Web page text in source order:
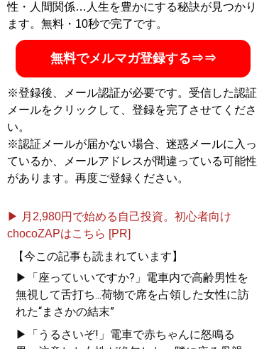
記事一覧へ
性・人間関係…人生を豊かにする秘訣が見つかり
ます。無料・10秒で完了です。
無料でメルマガ登録する⇒⇒
※登録後、メール認証が必要です。受信した認証
メールをクリックして、登録を完了させてくださ
い。
※認証メールが届かない場合、迷惑メールに入っ
ているか、メールアドレスが間違っている可能性
があります。再度ご登録ください。
▶ 月2,980円で始める自己投資。初心者向け
chocoZAPはこちら [PR]
【今この記事も読まれています】
▶「座っていいですか?」電車内で高齢男性を
無視して舌打ち...荷物で席を占領した女性に訪
れた“まさかの結末”
▶「うるさいぞ!」電車で赤ちゃんに怒鳴る